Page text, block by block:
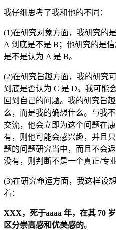
我仔细思考了我和他的不同：
(1)在研究对象方面，我研究的
A 到底是不是 B；他研究的是
是不是认为 A 是 B。
(2)在研究旨趣方面，我的研究
到底是否认为 C 是 D。我可能
回到自己的问题。我的研究旨
么，而是我的确想什么。与我
交流，他会立即为这个问题在
有，则他可能会感兴趣，并且
题的问题研究当中，而且不会
没有，则判断不是一个真正/专
(3)在研究命运方面，我这样设
着：
XXX，死于aaaa 年，在其 70
区分崇高感和优美感的。